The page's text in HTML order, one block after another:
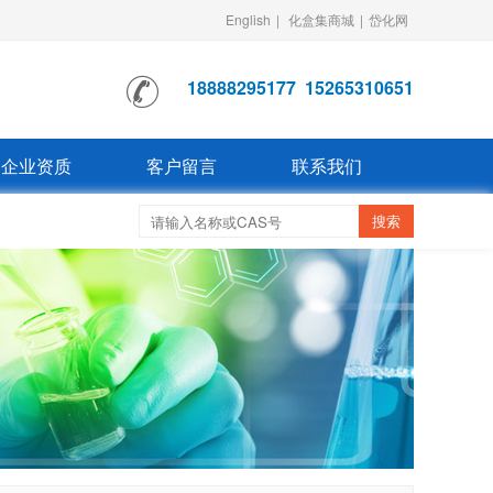
English | 化盒集商城 | 岱化网
18888295177 15265310651
企业资质 客户留言 联系我们